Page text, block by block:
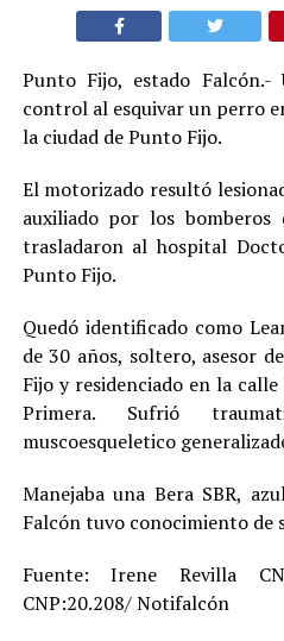
Punto Fijo, estado
control al esquivar un perro
la ciudad de Punto Fijo.
El motorizado resultó
auxiliado por los bomberos
trasladaron al hospital
Punto Fijo.
Quedó identificado como
de 30 años, soltero, asesor
Fijo y residenciado en la
Primera. Sufrió
muscoesqueletico
Manejaba una Bera SBR,
Falcón tuvo conocimiento de
Fuente: Irene Revilla
CNP:20.208/ Notifalcón